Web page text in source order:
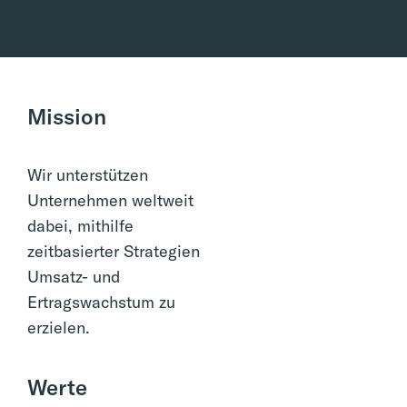
Mission
Wir unterstützen
Unternehmen weltweit
dabei, mithilfe
zeitbasierter Strategien
Umsatz- und
Ertragswachstum zu
erzielen.
Werte